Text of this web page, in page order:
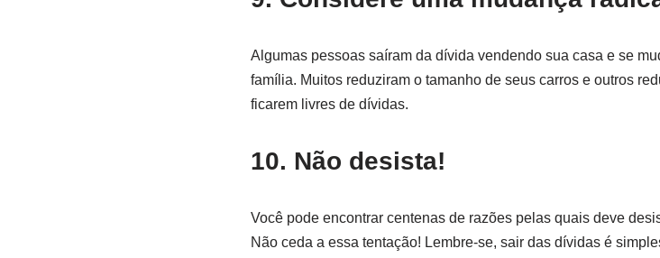
Algumas pessoas saíram da dívida vendendo sua casa e se
família. Muitos reduziram o tamanho de seus carros e outros
ficarem livres de dívidas.
10. Não desista!
Você pode encontrar centenas de razões pelas quais deve
Não ceda a essa tentação! Lembre-se, sair das dívidas é